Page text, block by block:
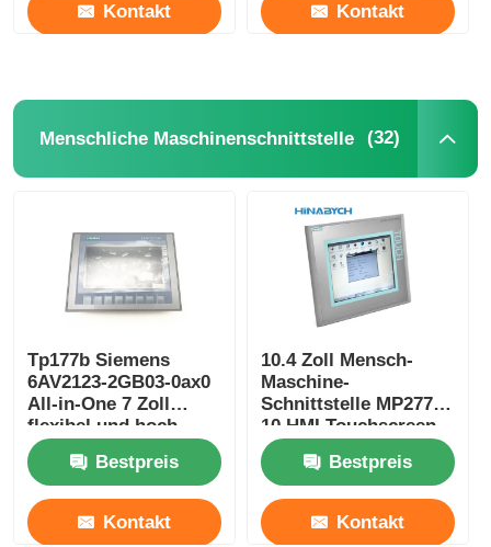
Kontakt Kontakt
Menschliche Maschinenschnittstelle (32)
Tp177b Siemens
6AV2123-2GB03-0ax0
All-in-One 7 Zoll
flexibel und hoch
skalierbar
Bestpreis
Kontakt
10.4 Zoll Mensch-
Maschine-
Schnittstelle MP277-
10 HMI Touchscreen
Siemens 6AV6643-
0CD01-1ax1Bestpreis
Kontakt